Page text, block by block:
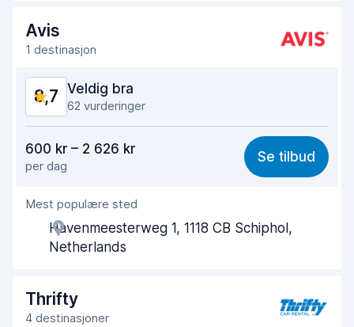
Tid brukt på levering
Bilens renslighet
Bilens tilstand
Avis
1 destinasjon
8,7 Veldig bra
62 vurderinger
8,3
Enkel å finne 8,8
Hjelp og service
Tid brukt på henting
Bilens renslighet 9,1
600 kr – 2 626 kr
per dag
Se tilbud
Mest populære sted
Havenmeesterweg 1, 1118 CB Schiphol,
Netherlands
Thrifty
4 destinasjoner